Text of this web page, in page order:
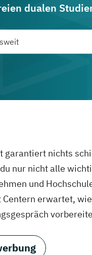
dualen
garantiert nichts
nur nicht alle
und
erwartet,